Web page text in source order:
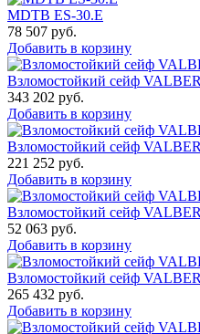
MDTB ES-30.Е
78 507 руб.
Добавить в корзину
Взломостойкий сейф
343 202 руб.
Добавить в корзину
Взломостойкий сейф
221 252 руб.
Добавить в корзину
Взломостойкий сейф
52 063 руб.
Добавить в корзину
Взломостойкий сейф
265 432 руб.
Добавить в корзину